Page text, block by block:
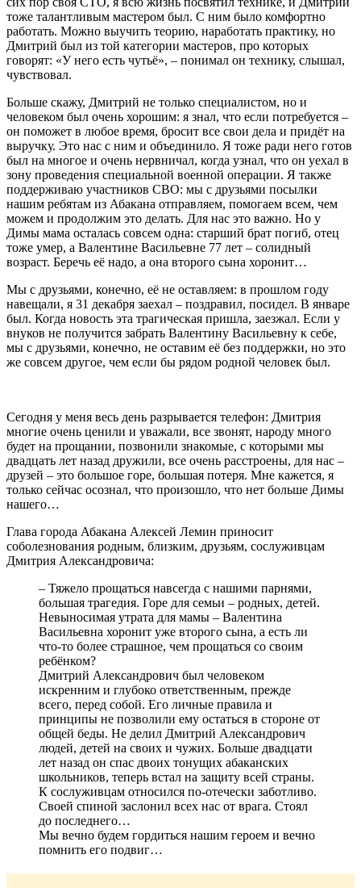
тоже талантливым мастером был. С ним было комфортно
работать. Можно выучить теорию, наработать практику, но
Дмитрий был из той категории мастеров, про которых
говорят: «У него есть чутьё», – понимал он технику, слышал,
чувствовал.
Больше скажу, Дмитрий не только специалистом, но и
человеком был очень хорошим: я знал, что если потребуется –
он поможет в любое время, бросит все свои дела и придёт на
выручку. Это нас с ним и объединило. Я тоже ради него готов
был на многое и очень нервничал, когда узнал, что он уехал в
зону проведения специальной военной операции. Я также
поддерживаю участников СВО: мы с друзьями посылки
нашим ребятам из Абакана отправляем, помогаем всем, чем
можем и продолжим это делать. Для нас это важно. Но у
Димы мама осталась совсем одна: старший брат погиб, отец
тоже умер, а Валентине Васильевне 77 лет – солидный
возраст. Беречь её надо, а она второго сына хоронит…
Мы с друзьями, конечно, её не оставляем: в прошлом году
навещали, я 31 декабря заехал – поздравил, посидел. В январе
был. Когда новость эта трагическая пришла, заезжал. Если у
внуков не получится забрать Валентину Васильевну к себе,
мы с друзьями, конечно, не оставим её без поддержки, но это
же совсем другое, чем если бы рядом родной человек был.
Сегодня у меня весь день разрывается телефон: Дмитрия
многие очень ценили и уважали, все звонят, народу много
будет на прощании, позвонили знакомые, с которыми мы
двадцать лет назад дружили, все очень расстроены, для нас –
друзей – это большое горе, большая потеря. Мне кажется, я
только сейчас осознал, что произошло, что нет больше Димы
нашего…
Глава города Абакана Алексей Лемин приносит
соболезнования родным, близким, друзьям, сослуживцам
Дмитрия Александровича:
– Тяжело прощаться навсегда с нашими парнями,
большая трагедия. Горе для семьи – родных, детей.
Невыносимая утрата для мамы – Валентина
Васильевна хоронит уже второго сына, а есть ли
что-то более страшное, чем прощаться со своим
ребёнком?
Дмитрий Александрович был человеком
искренним и глубоко ответственным, прежде
всего, перед собой. Его личные правила и
принципы не позволили ему остаться в стороне от
общей беды. Не делил Дмитрий Александрович
людей, детей на своих и чужих. Больше двадцати
лет назад он спас двоих тонущих абаканских
школьников, теперь встал на защиту всей страны.
К сослуживцам относился по-отечески заботливо.
Своей спиной заслонил всех нас от врага. Стоял
до последнего…
Мы вечно будем гордиться нашим героем и вечно
помнить его подвиг…